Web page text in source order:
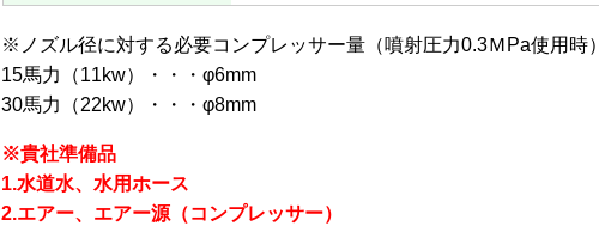
※ノズル径に対する必要コンプレッサー量（噴射圧力0.3ＭPa使用時）
15馬力（11kw）・・・φ6mm
30馬力（22kw）・・・φ8mm
※貴社準備品
1.水道水、水用ホース
2.エアー、エアー源（コンプレッサー）